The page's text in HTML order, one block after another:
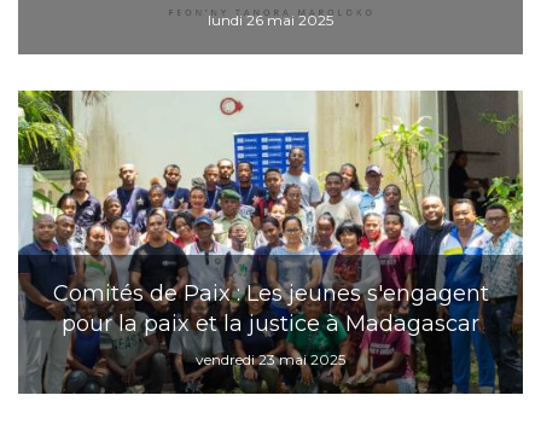
lundi 26 mai 2025
Comités de Paix : Les jeunes s'engagent
pour la paix et la justice à Madagascar
vendredi 23 mai 2025